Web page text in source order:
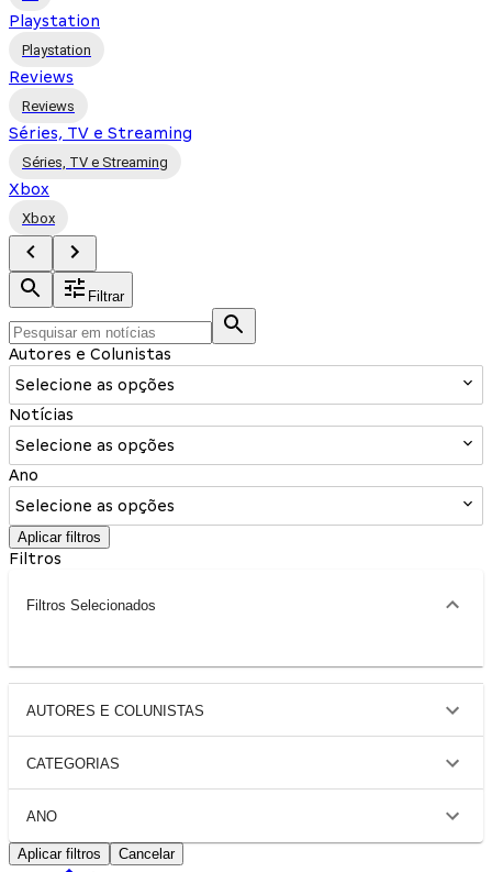
Playstation
Playstation
Reviews
Reviews
Séries, TV e Streaming
Séries, TV e Streaming
Xbox
Xbox
Filtrar
Autores e Colunistas
Selecione as opções
Notícias
Selecione as opções
Ano
Selecione as opções
Aplicar filtros
Filtros
Filtros Selecionados
AUTORES E COLUNISTAS
CATEGORIAS
ANO
Aplicar filtros Cancelar